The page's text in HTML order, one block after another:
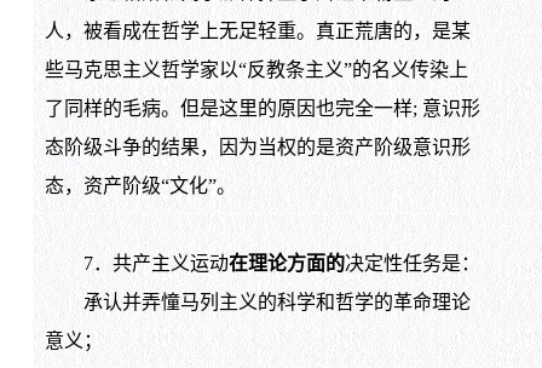
人，被看成在哲学上无足轻重。真正荒唐的，是某
些马克思主义哲学家以“反教条主义”的名义传染上
了同样的毛病。但是这里的原因也完全一样; 意识形
态阶级斗争的结果，因为当权的是资产阶级意识形
态，资产阶级“文化”。
7．共产主义运动在理论方面的决定性任务是：
承认并弄憧马列主义的科学和哲学的革命理论
意义；